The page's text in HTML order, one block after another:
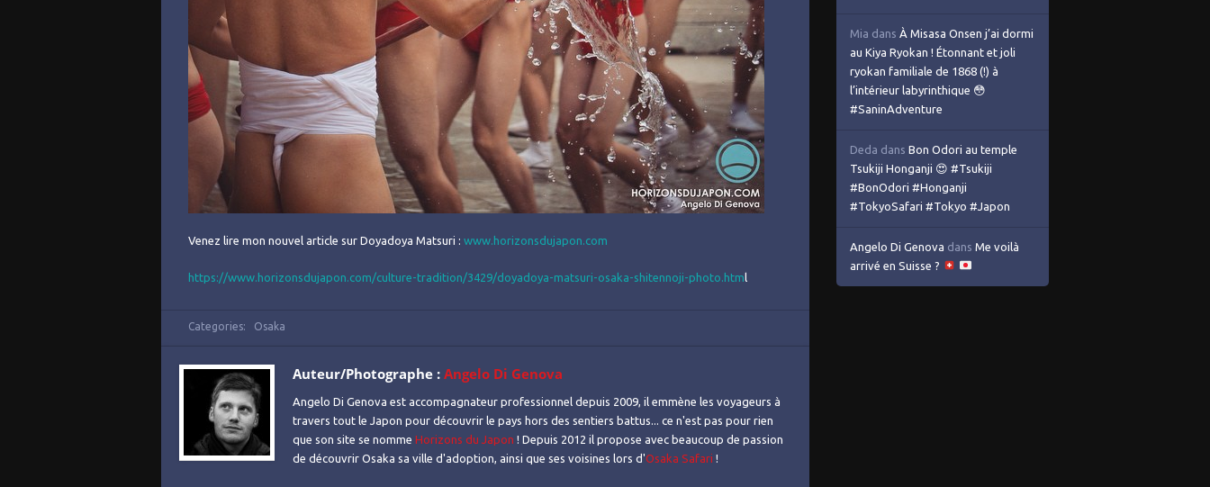
Venez lire mon nouvel article sur Doyadoya Matsuri : www.horizonsdujapon.com
https://www.horizonsdujapon.com/culture-tradition/3429/doyadoya-matsuri-osaka-shitennoji-photo.htm l
Categories: Osaka
Auteur/Photographe : Angelo Di Genova
Angelo Di Genova est accompagnateur professionnel depuis 2009, il emmène les voyageurs à
travers tout le Japon pour découvrir le pays hors des sentiers battus... ce n'est pas pour rien
que son site se nomme Horizons du Japon ! Depuis 2012 il propose avec beaucoup de passion
de découvrir Osaka sa ville d'adoption, ainsi que ses voisines lors d'Osaka Safari !
Mia dans À Misasa Onsen j’ai dormi
au Kiya Ryokan ! Étonnant et joli
ryokan familiale de 1868 (!) à
l’intérieur labyrinthique 😳
#SaninAdventure
Deda dans Bon Odori au temple
Tsukiji Honganji 😍 #Tsukiji
#BonOdori #Honganji
#TokyoSafari #Tokyo #Japon
Angelo Di Genova dans Me voilà
arrivé en Suisse ?